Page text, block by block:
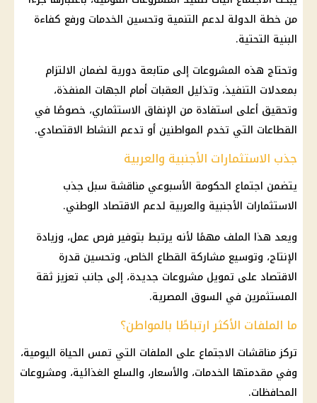
من خطة الدولة لدعم التنمية وتحسين الخدمات ورفع كفاءة
البنية التحتية.
وتحتاج هذه المشروعات إلى متابعة دورية لضمان الالتزام
بمعدلات التنفيذ، وتذليل العقبات أمام الجهات المنفذة،
وتحقيق أعلى استفادة من الإنفاق الاستثماري، خصوصًا في
القطاعات التي تخدم المواطنين أو تدعم النشاط الاقتصادي.
جذب الاستثمارات الأجنبية والعربية
يتضمن اجتماع الحكومة الأسبوعي مناقشة سبل جذب
الاستثمارات الأجنبية والعربية لدعم الاقتصاد الوطني.
ويعد هذا الملف مهمًا لأنه يرتبط بتوفير فرص عمل، وزيادة
الإنتاج، وتوسيع مشاركة القطاع الخاص، وتحسين قدرة
الاقتصاد على تمويل مشروعات جديدة، إلى جانب تعزيز ثقة
المستثمرين في السوق المصرية.
ما الملفات الأكثر ارتباطًا بالمواطن؟
تركز مناقشات الاجتماع على الملفات التي تمس الحياة اليومية،
وفي مقدمتها الخدمات، والأسعار، والسلع الغذائية، ومشروعات
المحافظات.